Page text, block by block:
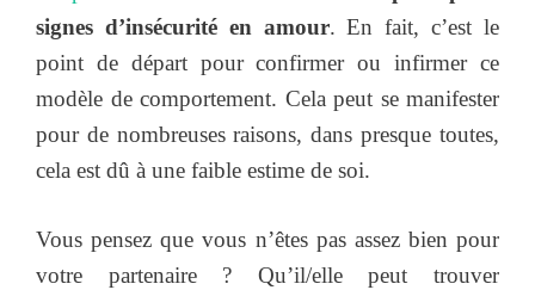
signes d’insécurité en amour. En fait, c’est le
point de départ pour confirmer ou infirmer ce
modèle de comportement. Cela peut se manifester
pour de nombreuses raisons, dans presque toutes,
cela est dû à une faible estime de soi.
Vous pensez que vous n’êtes pas assez bien pour
votre partenaire ? Qu’il/elle peut trouver